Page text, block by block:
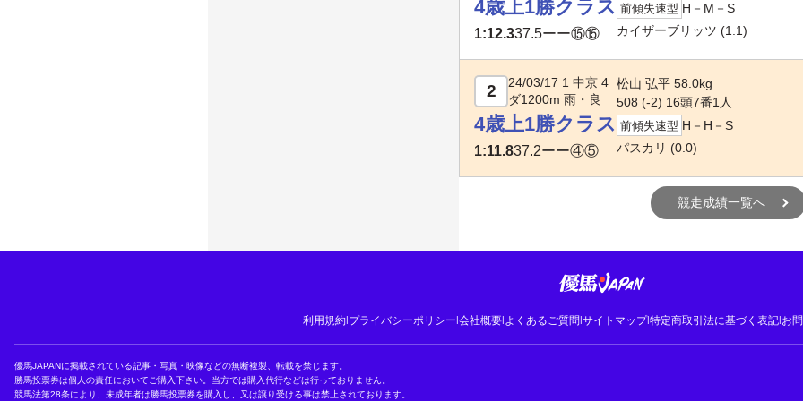
4歳上1勝クラス
1:12.337.5ーー⑮⑮
前傾失速型 H－M－S
カイザーブリッツ (1.1)
2
24/03/17 1 中京 4
ダ1200m 雨・良
4歳上1勝クラス
1:11.837.2ーー④⑤
松山 弘平 58.0kg
508 (-2) 16頭7番1人
前傾失速型 H－H－S
パスカリ (0.0)
競走成績一覧へ
利用規約|プライバシーポリシー|会社概要|よくあるご質問|サイトマップ|特定商取引法に基づく表記|お
優馬JAPANに掲載されている記事・写真・映像などの無断複製、転載を禁じます。
勝馬投票券は個人の責任においてご購入下さい。当方では購入代行などは行っておりません。
競馬法第28条により、未成年者は勝馬投票券を購入し、又は譲り受ける事は禁止されております。